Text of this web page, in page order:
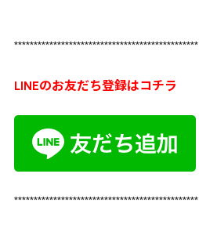
***********************************************
LINEのお友だち登録はコチラ
***********************************************